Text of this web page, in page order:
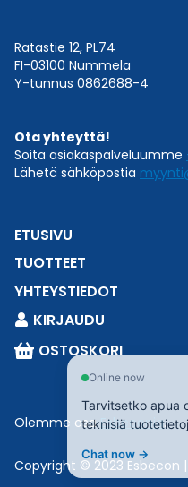
Ratastie 12, PL74
FI-03100 Nummela
Y-tunnus 0862688-4
Ota yhteyttä!
Soita asiakaspalveluumme
Lähetä sähköpostia
ETUSIVU
TUOTTEET
YHTEYSTIEDOT
KIRJAUDU
OSTOSKORI
Olemme osaEsbeconia.
Copyright © 2023 Esbecon |
Online now
Tarvitsetko apua
teknisiä
Chat now →